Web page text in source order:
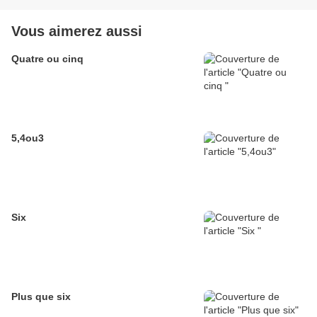
Vous aimerez aussi
Quatre ou cinq
5,4ou3
Six
Plus que six